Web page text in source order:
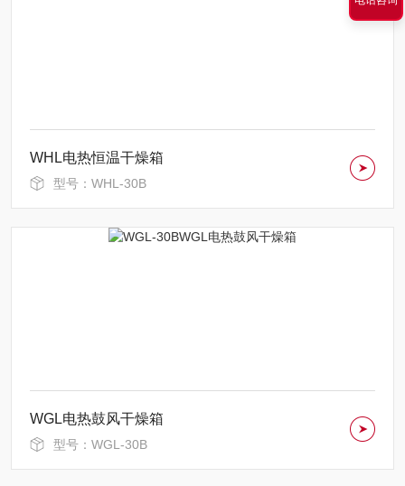
WHL电热恒温干燥箱
型号：WHL-30B
WGL电热鼓风干燥箱
型号：WGL-30B